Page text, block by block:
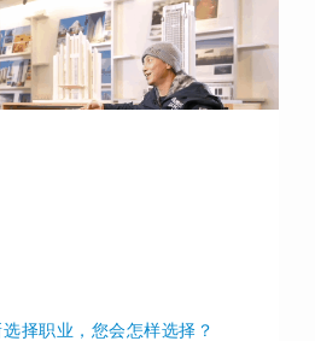
择职业，您会怎样选择？